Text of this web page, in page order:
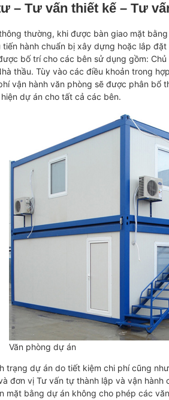
– Tư vấn thiết kế – Tư
thường, khi được bàn giao mặt
hành chuẩn bị xây dựng hoặc lắp
bố trí cho các bên sử dụng gồm:
thầu. Tùy vào các điều khoản trong
vận hành văn phòng sẽ được phân bổ
dự án cho tất cả các bên.
Văn phòng dự án
trạng dự án do tiết kiệm chi phí cũng
đơn vị Tư vấn tự thành lập và vận
mặt bằng dự án không cho phép các